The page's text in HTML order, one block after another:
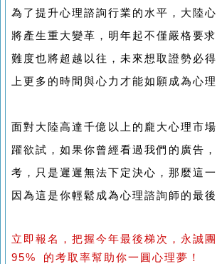
為了提升心理諮詢行業的水平，大陸
將產生重大變革，明年起不僅嚴格要
難度也將超越以往，未來想取證勢必
上更多的時間與心力才能如願成為心理
面對大陸高達千億以上的龐大心理市
躍欲試，如果你曾經看過我們的廣告
考，只是遲遲無法下定決心，那麼這一
因為這是你輕鬆成為心理諮詢師的最後
立即報名，把握今年最後梯次，永誠
95% 的考取率幫助你一圓心理夢！